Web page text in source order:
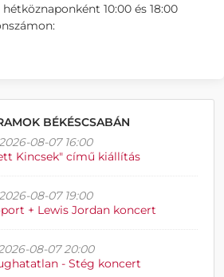
10:00 és 18:00
BÉKÉSCSABÁN
08-07 16:00
Kincsek" című kiállítás
08-07 19:00
+ Lewis Jordan koncert
08-07 20:00
- Stég koncert